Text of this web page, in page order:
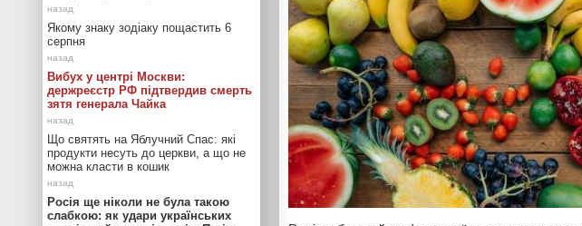
Якому знаку зодіаку пощастить 6
серпня
Вибух у центрі Москви:
держреєстр РФ підтвердив смерть
зятя генерала Чайка
Що святять на Яблучний Спас: які
продукти несуть до церкви, а що не
можна класти в кошик
Росія ще ніколи не була такою
слабкою: як удари українських